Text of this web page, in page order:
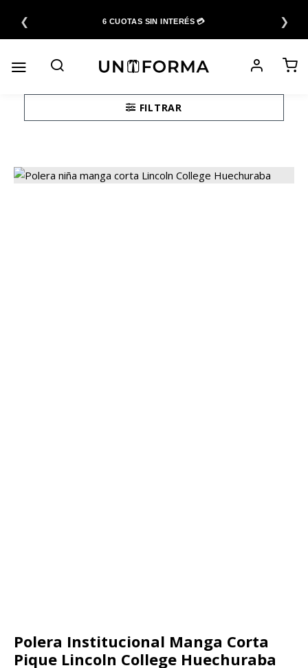
contenido
❮ 6 CUOTAS SIN INTERÉS 💳 ❯
FILTRAR
Polera Institucional Manga Corta
Pique Lincoln College Huechuraba